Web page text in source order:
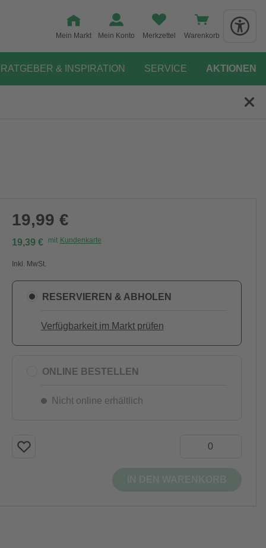
Mein Markt Mein Konto Merkzettel Warenkorb
RATGEBER & INSPIRATION SERVICE AKTIONEN
19,99 €
19,39 € mit Kundenkarte
Inkl. MwSt.
RESERVIEREN & ABHOLEN
Verfügbarkeit im Markt prüfen
ONLINE BESTELLEN
Nicht online erhältlich